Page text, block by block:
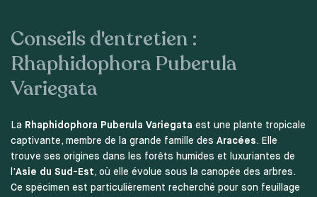
Conseils d'entretien :
Rhaphidophora Puberula
Variegata
La Rhaphidophora Puberula Variegata est une plante tropicale
captivante, membre de la grande famille des Aracées. Elle
trouve ses origines dans les forêts humides et luxuriantes de
l'Asie du Sud-Est, où elle évolue sous la canopée des arbres.
Ce spécimen est particulièrement recherché pour son feuillage